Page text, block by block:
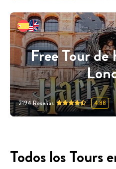
Free Tour
2194Reseñas 4.88
Todos los Tours